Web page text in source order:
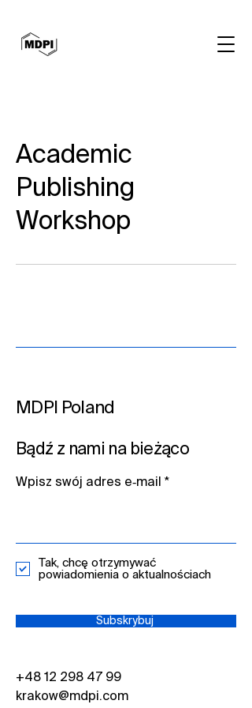
Academic
Publishing
Workshop
MDPI Poland
Bądź z nami na bieżąco​
Wpisz swój adres e‑mail​
Tak, chcę otrzymywać
powiadomienia o aktualnościach
Subskrybuj ​
+48 12 298 47 99
krakow@mdpi.com